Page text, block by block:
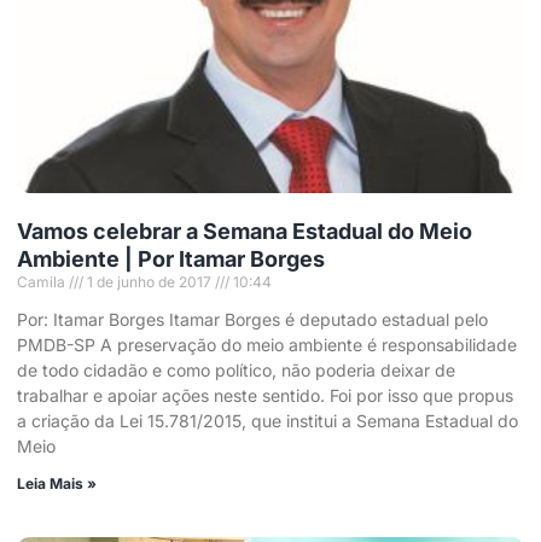
Vamos celebrar a Semana Estadual do Meio
Ambiente | Por Itamar Borges
Camila 1 de junho de 2017 10:44
Por: Itamar Borges Itamar Borges é deputado estadual pelo
PMDB-SP A preservação do meio ambiente é responsabilidade
de todo cidadão e como político, não poderia deixar de
trabalhar e apoiar ações neste sentido. Foi por isso que propus
a criação da Lei 15.781/2015, que institui a Semana Estadual do
Meio
Leia Mais »